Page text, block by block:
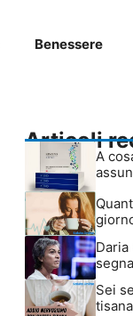
Benessere
Articoli
A
Daria
Sei